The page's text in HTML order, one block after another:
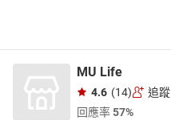
MU Life
4.6 (14) 追蹤
回應率57%